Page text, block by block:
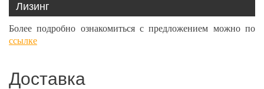
Лизинг
Более подробно ознакомиться с предложением можно по
ссылке
Доставка